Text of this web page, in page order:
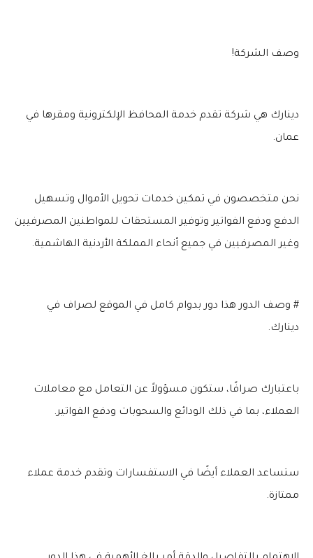
وصف الشركة!
دينارك هي شركة تقدم خدمة المحافظ الإلكترونية ومقرها في
عمان.
نحن متخصصون في تمكين خدمات تحويل الأموال وتسهيل
الدفع ودفع الفواتير وتوفير المستحقات للمواطنين المصرفيين
وغير المصرفيين في جميع أنحاء المملكة الأردنية الهاشمية.
# وصف الدور هذا دور بدوام كامل في الموقع لصراف في
دينارك.
باعتبارك صرافًا، ستكون مسؤولاً عن التعامل مع معاملات
العملاء، بما في ذلك الودائع والسحوبات ودفع الفواتير.
ستساعد العملاء أيضًا في الاستفسارات وتقدم خدمة عملاء
ممتازة.